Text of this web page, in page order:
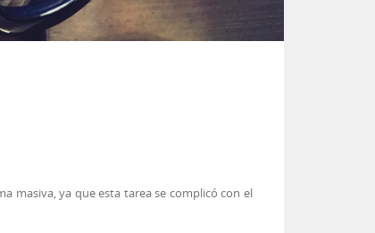
masiva, ya que esta tarea se complicó con el